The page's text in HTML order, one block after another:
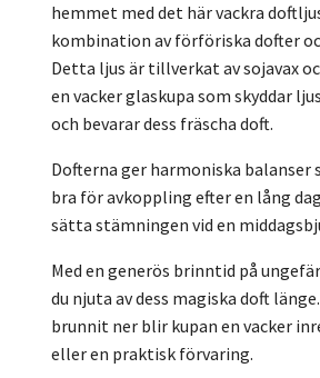
hemmet med det här vackra
kombination av förföriska dofter
Detta ljus är tillverkat av sojavax
en vacker glaskupa som skyddar
och bevarar dess fräscha doft.
Dofterna ger harmoniska balanser
bra för avkoppling efter en lång
sätta stämningen vid en
Med en generös brinntid på
du njuta av dess magiska doft
brunnit ner blir kupan en vacker
eller en praktisk förvaring.